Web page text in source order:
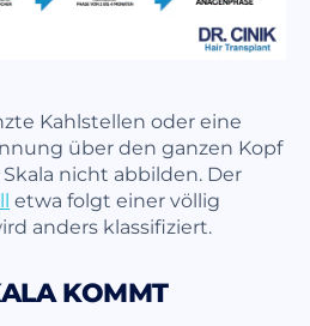
Kahlstellen oder eine
über den ganzen Kopf
nicht abbilden. Der
etwa folgt einer völlig
anders klassifiziert.
KOMMT